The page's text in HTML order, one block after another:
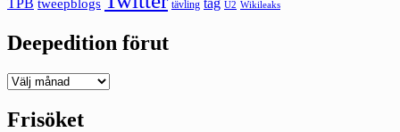
TPB tweepblogs tävling tåg U2 Wikileaks
Deepedition förut
Deepedition
Frisöket